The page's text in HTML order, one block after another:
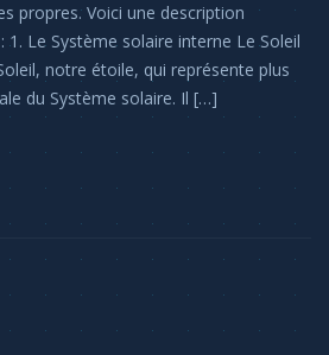
propres. Voici une description
1. Le Système solaire interne Le Soleil
notre étoile, qui représente plus
du Système solaire. Il […]